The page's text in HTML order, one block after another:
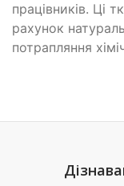
працівників. Ці
рахунок
потрапляння